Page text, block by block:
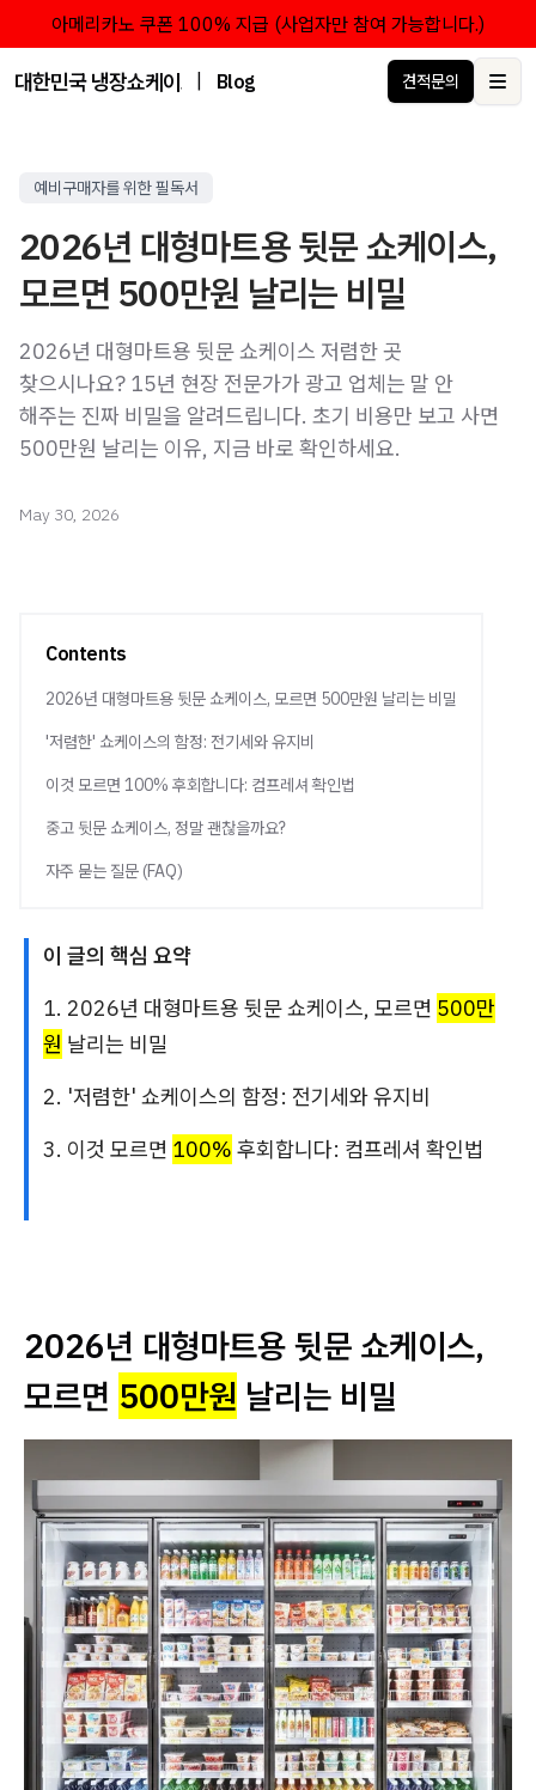
아메리카노 쿠폰 100% 지급 (사업자만 참여 가능합니다.)
대한민국 냉장쇼케이스 점유율 1위 브랜드 한성쇼케이스
Blog 견적문의
예비구매자를 위한 필독서
2026년 대형마트용 뒷문 쇼케이스,
모르면 500만원 날리는 비밀
2026년 대형마트용 뒷문 쇼케이스 저렴한 곳
찾으시나요? 15년 현장 전문가가 광고 업체는 말 안
해주는 진짜 비밀을 알려드립니다. 초기 비용만 보고 사면
500만원 날리는 이유, 지금 바로 확인하세요.
May 30, 2026
Contents
2026년 대형마트용 뒷문 쇼케이스, 모르면 500만원 날리는 비밀
'저렴한' 쇼케이스의 함정: 전기세와 유지비
이것 모르면 100% 후회합니다: 컴프레셔 확인법
중고 뒷문 쇼케이스, 정말 괜찮을까요?
자주 묻는 질문 (FAQ)
이 글의 핵심 요약
1. 2026년 대형마트용 뒷문 쇼케이스, 모르면 500만
원 날리는 비밀
2. '저렴한' 쇼케이스의 함정: 전기세와 유지비
3. 이것 모르면 100% 후회합니다: 컴프레셔 확인법
2026년 대형마트용 뒷문 쇼케이스,
모르면 500만원 날리는 비밀